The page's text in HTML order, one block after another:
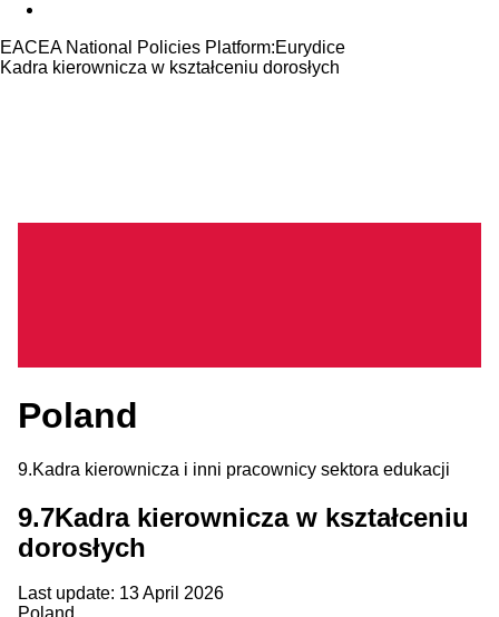
EACEA National Policies Platform:Eurydice
Kadra kierownicza w kształceniu dorosłych
Poland
9.Kadra kierownicza i inni pracownicy sektora edukacji
9.7Kadra kierownicza w kształceniu
dorosłych
Last update: 13 April 2026